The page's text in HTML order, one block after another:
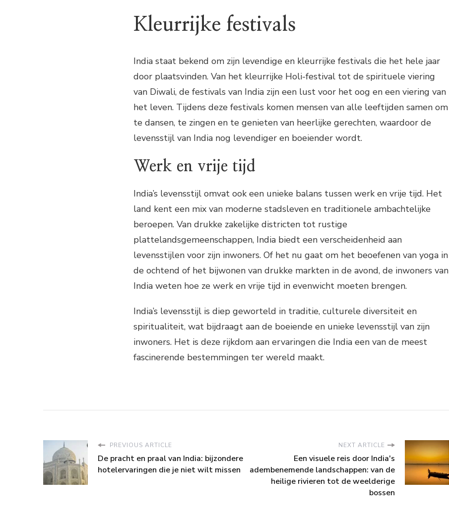
Kleurrijke festivals
India staat bekend om zijn levendige en kleurrijke festivals die het hele jaar
door plaatsvinden. Van het kleurrijke Holi-festival tot de spirituele viering
van Diwali, de festivals van India zijn een lust voor het oog en een viering van
het leven. Tijdens deze festivals komen mensen van alle leeftijden samen om
te dansen, te zingen en te genieten van heerlijke gerechten, waardoor de
levensstijl van India nog levendiger en boeiender wordt.
Werk en vrije tijd
India’s levensstijl omvat ook een unieke balans tussen werk en vrije tijd. Het
land kent een mix van moderne stadsleven en traditionele ambachtelijke
beroepen. Van drukke zakelijke districten tot rustige
plattelandsgemeenschappen, India biedt een verscheidenheid aan
levensstijlen voor zijn inwoners. Of het nu gaat om het beoefenen van yoga in
de ochtend of het bijwonen van drukke markten in de avond, de inwoners van
India weten hoe ze werk en vrije tijd in evenwicht moeten brengen.
India’s levensstijl is diep geworteld in traditie, culturele diversiteit en
spiritualiteit, wat bijdraagt aan de boeiende en unieke levensstijl van zijn
inwoners. Het is deze rijkdom aan ervaringen die India een van de meest
fascinerende bestemmingen ter wereld maakt.
PREVIOUS ARTICLE
De pracht en praal van India: bijzondere
hotelervaringen die je niet wilt missen
NEXT ARTICLE
Een visuele reis door India's
adembenemende landschappen: van de
heilige rivieren tot de weelderige
bossen